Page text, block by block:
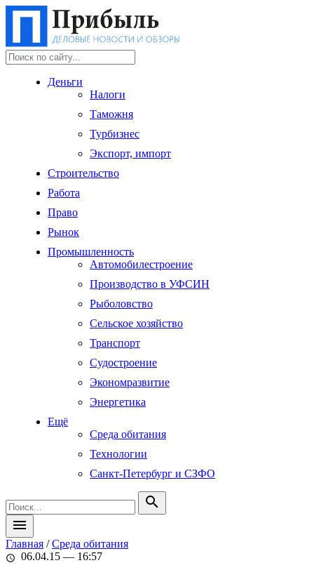
Деньги
Налоги
Таможня
Турбизнес
Экспорт, импорт
Строительство
Работа
Право
Рынок
Промышленность
Автомобилестроение
Производство в УФСИН
Рыболовство
Сельское хозяйство
Транспорт
Судостроение
Экономразвитие
Энергетика
Ещё
Среда обитания
Технологии
Санкт-Петербург и СЗФО
search
menu
Главная /Среда обитания
schedule 06.04.15 — 16:57